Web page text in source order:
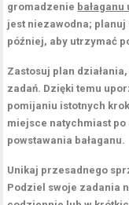
gromadzenie
jest niezawodna; planuj
później, aby utrzymać
Zastosuj plan
zadań. Dzięki temu
pomijaniu istotnych
miejsce natychmiast po
powstawania bałaganu.
Unikaj przesadnego
Podziel swoje zadania